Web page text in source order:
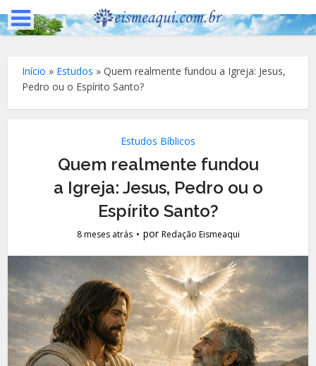
Início » Estudos »Quem realmente fundou a Igreja: Jesus,
Pedro ou o Espírito Santo?
Estudos Bíblicos
Quem realmente fundou
a Igreja: Jesus, Pedro ou o
Espírito Santo?
8 meses atrás porRedação Eismeaqui